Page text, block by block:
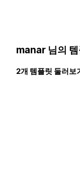
manar 님의 템
2개 템플릿 둘러보